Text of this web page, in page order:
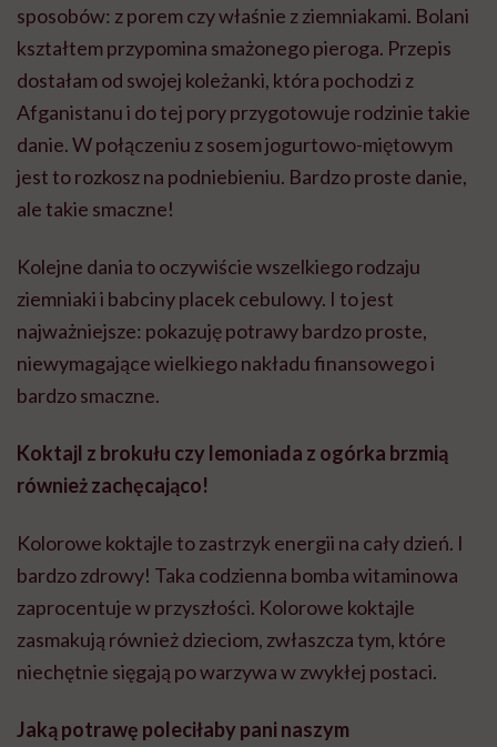
sposobów: z porem czy właśnie z ziemniakami. Bolani
kształtem przypomina smażonego pieroga. Przepis
dostałam od swojej koleżanki, która pochodzi z
Afganistanu i do tej pory przygotowuje rodzinie takie
danie. W połączeniu z sosem jogurtowo-miętowym
jest to rozkosz na podniebieniu. Bardzo proste danie,
ale takie smaczne!
Kolejne dania to oczywiście wszelkiego rodzaju
ziemniaki i babciny placek cebulowy. I to jest
najważniejsze: pokazuję potrawy bardzo proste,
niewymagające wielkiego nakładu finansowego i
bardzo smaczne.
Koktajl z brokułu czy lemoniada z ogórka brzmią
również zachęcająco!
Kolorowe koktajle to zastrzyk energii na cały dzień. I
bardzo zdrowy! Taka codzienna bomba witaminowa
zaprocentuje w przyszłości. Kolorowe koktajle
zasmakują również dzieciom, zwłaszcza tym, które
niechętnie sięgają po warzywa w zwykłej postaci.
Jaką potrawę poleciłaby pani naszym